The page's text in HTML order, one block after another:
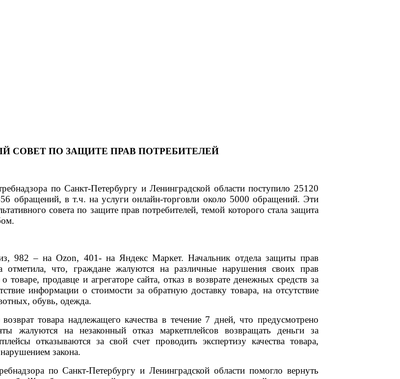
СОВЕТ ПО ЗАЩИТЕ ПРАВ ПОТРЕБИТЕЛЕЙ
по Санкт-Петербургу и Ленинградской области поступило 25120
обращений, в т.ч. на услуги онлайн-торговли около 5000 обращений. Эти
совета по защите прав потребителей, темой которого стала защита
982 – наOzon, 401- на Яндекс Маркет. Начальник отдела защиты прав
отметила, что, граждане жалуются на различные нарушения своих прав
продавце и агрегаторе сайта, отказ в возврате денежных средств за
информации о стоимости за обратную доставку товара, на отсутствие
обувь, одежда.
товара надлежащего качества в течение 7 дней, что предусмотрено
жалуются на незаконный отказ маркетплейсов возвращать деньги за
отказываются за свой счет проводить экспертизу качества товара,
закона.
по Санкт-Петербургу и Ленинградской области помогло вернуть